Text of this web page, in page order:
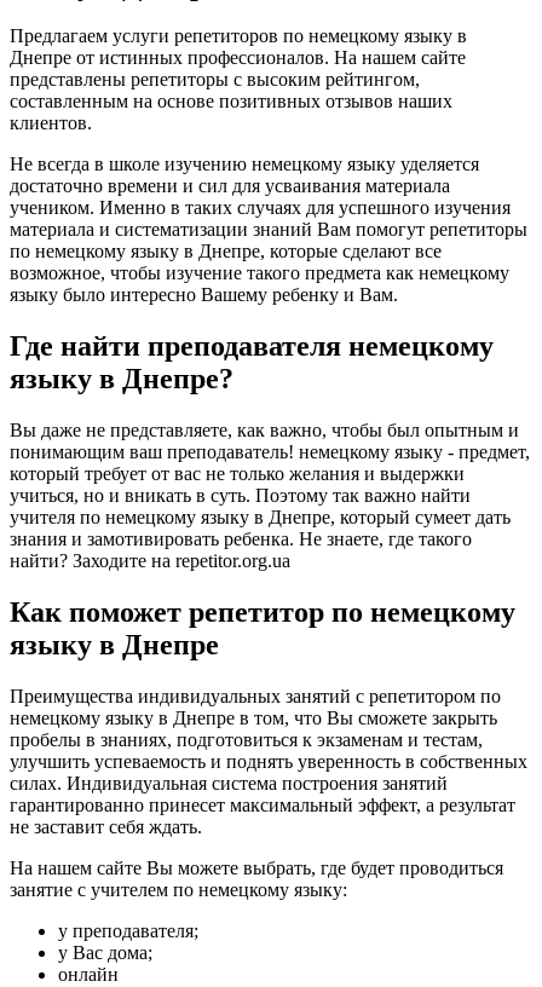
Предлагаем услуги репетиторов по немецкому языку в
Днепре от истинных профессионалов. На нашем сайте
представлены репетиторы с высоким рейтингом,
составленным на основе позитивных отзывов наших
клиентов.
Не всегда в школе изучению немецкому языку уделяется
достаточно времени и сил для усваивания материала
учеником. Именно в таких случаях для успешного изучения
материала и систематизации знаний Вам помогут репетиторы
по немецкому языку в Днепре, которые сделают все
возможное, чтобы изучение такого предмета как немецкому
языку было интересно Вашему ребенку и Вам.
Где найти преподавателя немецкому
языку в Днепре?
Вы даже не представляете, как важно, чтобы был опытным и
понимающим ваш преподаватель! немецкому языку - предмет,
который требует от вас не только желания и выдержки
учиться, но и вникать в суть. Поэтому так важно найти
учителя по немецкому языку в Днепре, который сумеет дать
знания и замотивировать ребенка. Не знаете, где такого
найти? Заходите на repetitor.org.ua
Как поможет репетитор по немецкому
языку в Днепре
Преимущества индивидуальных занятий с репетитором по
немецкому языку в Днепре в том, что Вы сможете закрыть
пробелы в знаниях, подготовиться к экзаменам и тестам,
улучшить успеваемость и поднять уверенность в собственных
силах. Индивидуальная система построения занятий
гарантированно принесет максимальный эффект, а результат
не заставит себя ждать.
На нашем сайте Вы можете выбрать, где будет проводиться
занятие с учителем по немецкому языку:
у преподавателя;
у Вас дома;
онлайн